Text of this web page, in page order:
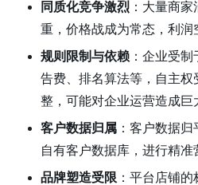
同质化竞争激烈 ：大量商
重，价格战成为常态，利润
规则限制与依赖 ：企业受
告费、排名算法等，自主权
整，可能对企业运营造成巨
客户数据归属 ：客户数据
自有客户数据库，进行精准
品牌塑造受限 ：平台店铺